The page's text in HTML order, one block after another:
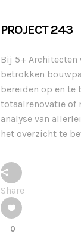
PROJECT 243
Bij 5+
betrokken
bereiden op en te
totaalrenovatie of
analyse van
het overzicht te
Share
0